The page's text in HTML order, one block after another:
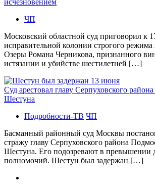
ЧП
Московский областной суд приговорил к
исправительной колонии строгого режима
Озеры Романа Черникова, признанного
истязании и убийстве шестилетней […]
Суд арестовал главу Серпуховского
Шестуна
Подробности-ТВ ЧП
Басманный районный суд Москвы
стражу главу Серпуховского района
Шестуна. Его подозревают в превышении
полномочий. Шестун был задержан […]